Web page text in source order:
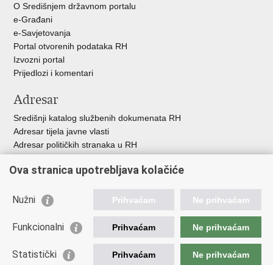
O Središnjem državnom portalu
e-Građani
e-Savjetovanja
Portal otvorenih podataka RH
Izvozni portal
Prijedlozi i komentari
Adresar
Središnji katalog službenih dokumenata RH
Adresar tijela javne vlasti
Adresar političkih stranaka u RH
Besplatni telefoni javne uprave
Važne poveznice
Vlada Republike Hrvatske
Europska komisija
Ova stranica upotrebljava kolačiće
Nužni Prihvaćam Ne prihvaćam
Funkcionalni Prihvaćam Ne prihvaćam
Statistički Prihvaćam Ne prihvaćam